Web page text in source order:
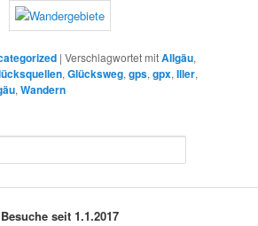
|Verschlagwortet mitAllgäu,
,Glücksweg,gps,gpx,Iller,
,Wandern
Besuche seit 1.1.2017